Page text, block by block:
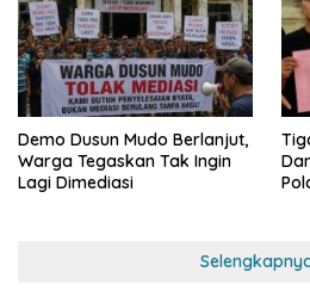
Demo Dusun Mudo Berlanjut,
Warga Tegaskan Tak Ingin
Lagi Dimediasi